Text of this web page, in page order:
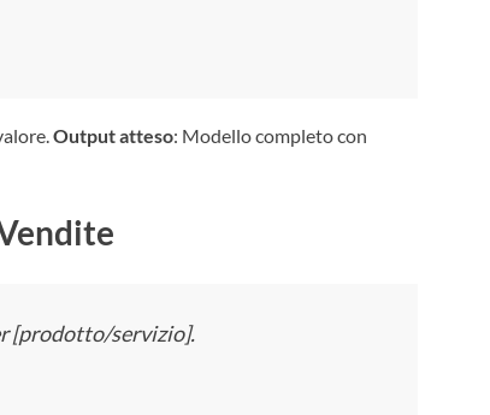
Output atteso: Modello completo con
[prodotto/servizio].